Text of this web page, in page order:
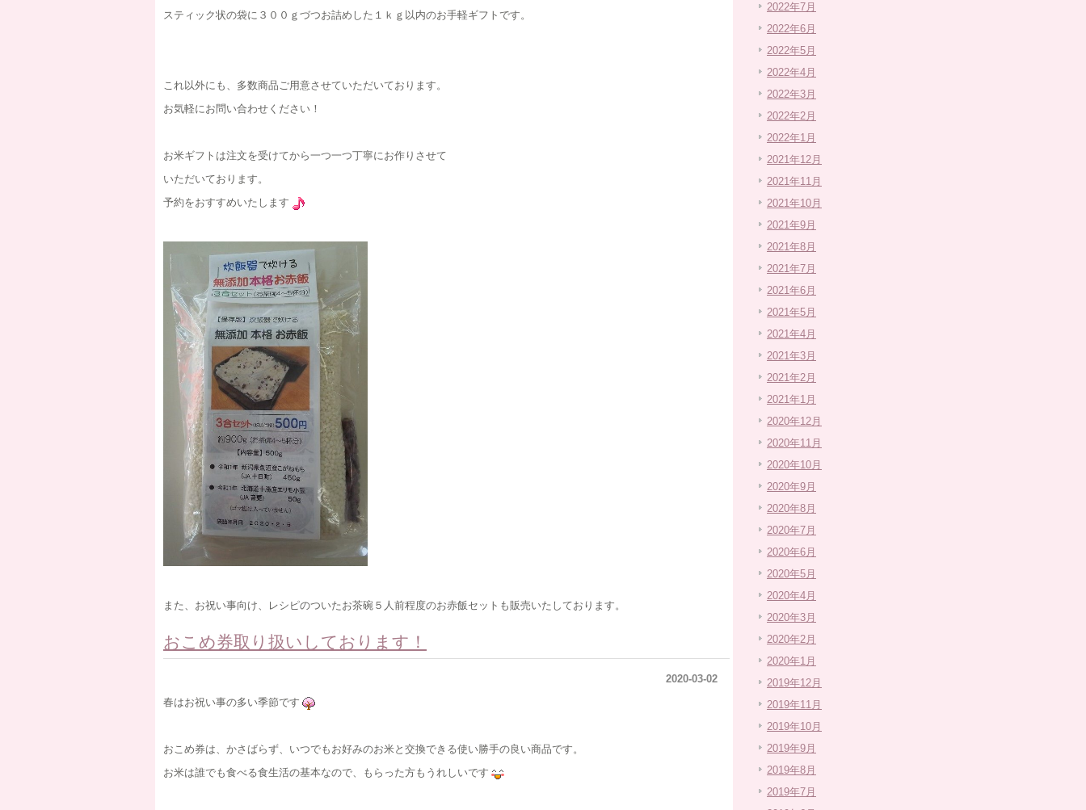
スティック状の袋に３００ｇづつお詰めした１ｋｇ以内のお手軽ギフトです。
これ以外にも、多数商品ご用意させていただいております。
お気軽にお問い合わせください！
お米ギフトは注文を受けてから一つ一つ丁寧にお作りさせて
いただいております。
予約をおすすめいたします
また、お祝い事向け、レシピのついたお茶碗５人前程度のお赤飯セットも販売いたしております。
おこめ券取り扱いしております！
2020-03-02
春はお祝い事の多い季節です
おこめ券は、かさばらず、いつでもお好みのお米と交換できる使い勝手の良い商品です。
お米は誰でも食べる食生活の基本なので、もらった方もうれしいです
2022年7月
2022年6月
2022年5月
2022年4月
2022年3月
2022年2月
2022年1月
2021年12月
2021年11月
2021年10月
2021年9月
2021年8月
2021年7月
2021年6月
2021年5月
2021年4月
2021年3月
2021年2月
2021年1月
2020年12月
2020年11月
2020年10月
2020年9月
2020年8月
2020年7月
2020年6月
2020年5月
2020年4月
2020年3月
2020年2月
2020年1月
2019年12月
2019年11月
2019年10月
2019年9月
2019年8月
2019年7月